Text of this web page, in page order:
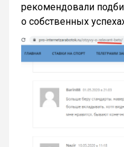
рекомендовали
о собственных